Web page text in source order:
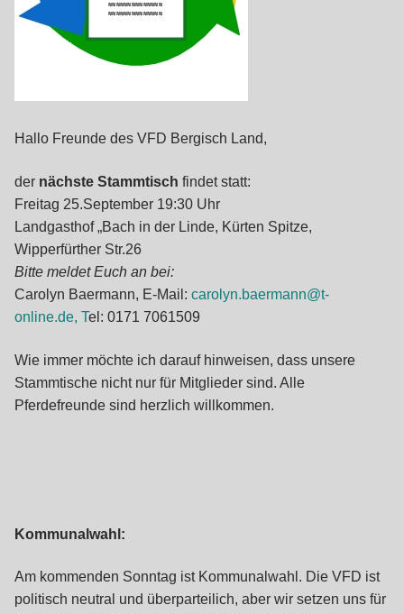
Hallo Freunde des VFD Bergisch Land,
der nächste Stammtisch findet statt:
Freitag 25.September 19:30 Uhr
Landgasthof „Bach in der Linde, Kürten Spitze,
Wipperfürther Str.26
Bitte meldet Euch an bei:
Carolyn Baermann, E-Mail: carolyn.baermann@t-
online.de, Tel: 0171 7061509
Wie immer möchte ich darauf hinweisen, dass unsere
Stammtische nicht nur für Mitglieder sind. Alle
Pferdefreunde sind herzlich willkommen.
Kommunalwahl:
Am kommenden Sonntag ist Kommunalwahl. Die VFD ist
politisch neutral und überparteilich, aber wir setzen uns für